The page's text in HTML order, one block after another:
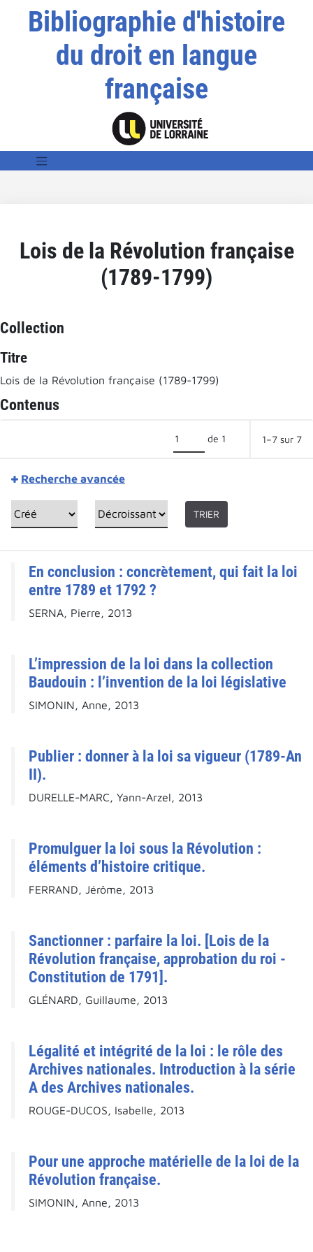
Bibliographie d'histoire
du droit en langue
française
Lois de la Révolution française
(1789-1799)
Collection
Titre
Lois de la Révolution française (1789-1799)
Contenus
de 1 1–7 sur 7
Recherche avancée
TRIER
En conclusion : concrètement, qui fait la loi
entre 1789 et 1792 ?
SERNA, Pierre, 2013
L’impression de la loi dans la collection
Baudouin : l’invention de la loi législative
SIMONIN, Anne, 2013
Publier : donner à la loi sa vigueur (1789-An
II).
DURELLE-MARC, Yann-Arzel, 2013
Promulguer la loi sous la Révolution :
éléments d’histoire critique.
FERRAND, Jérôme, 2013
Sanctionner : parfaire la loi. [Lois de la
Révolution française, approbation du roi -
Constitution de 1791].
GLÉNARD, Guillaume, 2013
Légalité et intégrité de la loi : le rôle des
Archives nationales. Introduction à la série
A des Archives nationales.
ROUGE-DUCOS, Isabelle, 2013
Pour une approche matérielle de la loi de la
Révolution française.
SIMONIN, Anne, 2013